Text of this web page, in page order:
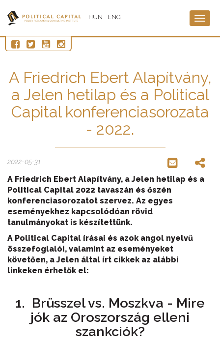
HUN ENG
A Friedrich Ebert Alapítvány,
a Jelen hetilap és a Political
Capital konferenciasorozata
- 2022.
2022-05-31
A Friedrich Ebert Alapítvány, a Jelen hetilap és a
Political Capital 2022 tavaszán és őszén
konferenciasorozatot szervez. Az egyes
eseményekhez kapcsolódóan rövid
tanulmányokat is készítettünk.
A Political Capital írásai és azok angol nyelvű
összefoglalói, valamint az eseményeket
követően, a Jelen által írt cikkek az alábbi
linkeken érhetők el:
1. Brüsszel vs. Moszkva - Mire
jók az Oroszország elleni
szankciók?